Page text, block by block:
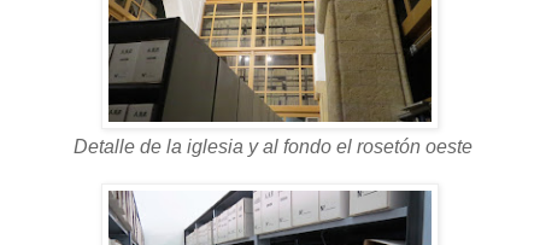
Detalle de la iglesia y al fondo el rosetón oeste